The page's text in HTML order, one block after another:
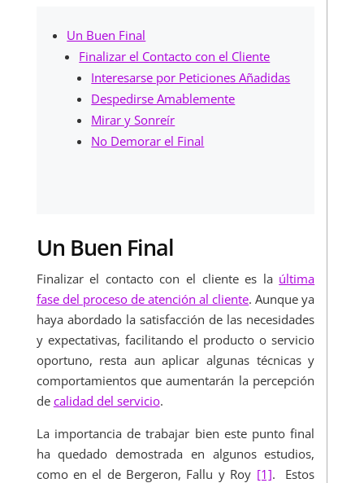
Un Buen Final
Finalizar el Contacto con el Cliente
Interesarse por Peticiones Añadidas
Despedirse Amablemente
Mirar y Sonreír
No Demorar el Final
Un Buen Final
Finalizar el contacto con el cliente es la última
fase del proceso de atención al cliente. Aunque ya
haya abordado la satisfacción de las necesidades
y expectativas, facilitando el producto o servicio
oportuno, resta aun aplicar algunas técnicas y
comportamientos que aumentarán la percepción
de calidad del servicio.
La importancia de trabajar bien este punto final
ha quedado demostrada en algunos estudios,
como en el de Bergeron, Fallu y Roy [1]. Estos